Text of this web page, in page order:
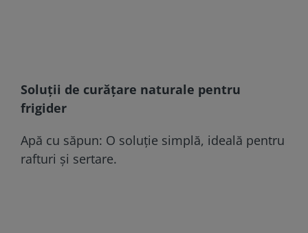
Soluții de curățare naturale pentru
frigider
Apă cu săpun: O soluție simplă, ideală pentru
rafturi și sertare.